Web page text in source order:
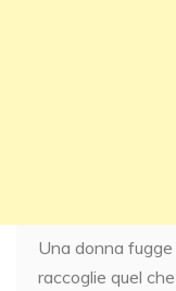
Una donna
raccoglie quel